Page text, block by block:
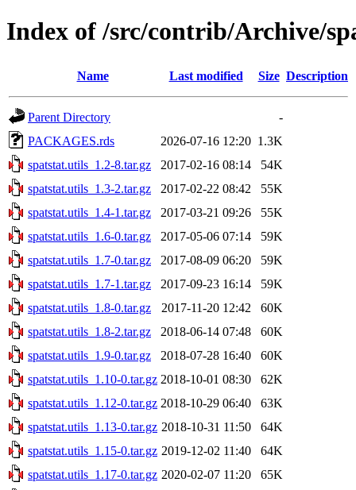
Index of /src/contrib/Archive/
Name Last modified Size Description
Parent Directory
-
PACKAGES.rds
2026-07-16 12:20 1.3K
spatstat.utils_1.2-8.tar.gz
2017-02-16 08:14
54K
spatstat.utils_1.3-2.tar.gz
2017-02-22 08:42
55K
spatstat.utils_1.4-1.tar.gz
2017-03-21 09:26
55K
spatstat.utils_1.6-0.tar.gz
2017-05-06 07:14
59K
spatstat.utils_1.7-0.tar.gz
2017-08-09 06:20
59K
spatstat.utils_1.7-1.tar.gz
2017-09-23 16:14
59K
spatstat.utils_1.8-0.tar.gz
2017-11-20 12:42
60K
spatstat.utils_1.8-2.tar.gz
2018-06-14 07:48
60K
spatstat.utils_1.9-0.tar.gz
2018-07-28 16:40
60K
spatstat.utils_1.10-0.tar.gz 2018-10-01 08:30
62K
spatstat.utils_1.12-0.tar.gz 2018-10-29 06:40
63K
spatstat.utils_1.13-0.tar.gz 2018-10-31 11:50
64K
spatstat.utils_1.15-0.tar.gz 2019-12-02 11:40
64K
spatstat.utils_1.17-0.tar.gz 2020-02-07 11:20
65K